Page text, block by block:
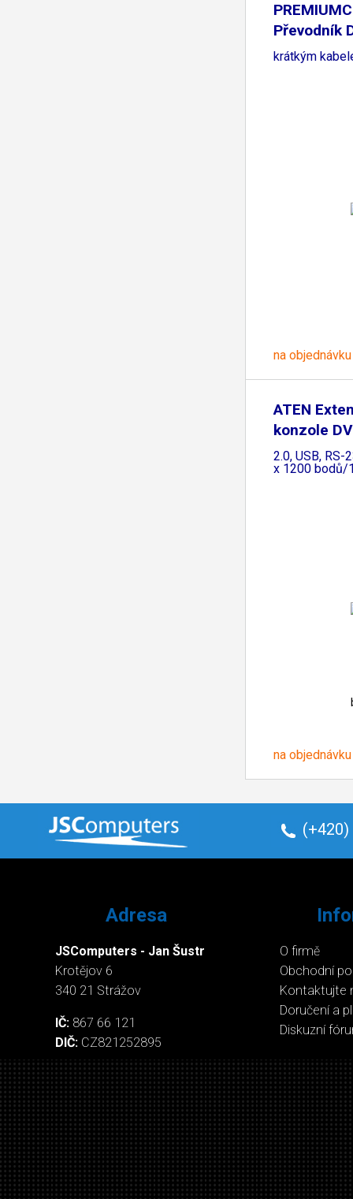
Převodník
krátkým
na objednávku
ATEN
konzole
2.0, USB, RS-
x 1200 bodů/
na objednávku
(+420)
Adresa
JSComputers - Jan Šustr
Krotějov 6
340 21 Strážov
IČ: 867 66 121
DIČ: CZ821252895
O firmě
Obchodní
Kontaktujte
Doručení a
Diskuzní